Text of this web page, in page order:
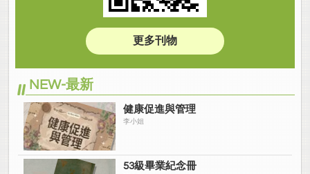
更多刊物
NEW-最新
健康促進與管理
李小姐
53級畢業紀念冊